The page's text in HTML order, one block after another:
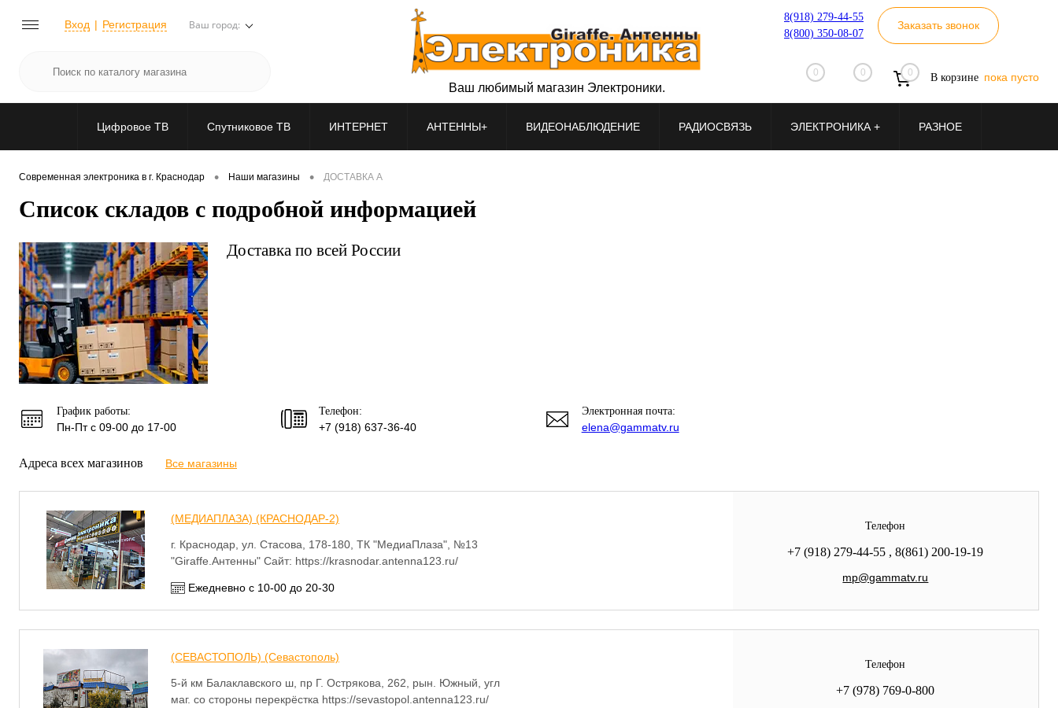
Вход Регистрация Ваш город:
8(918) 279-44-55
8(800) 350-08-07
Заказать звонок
0 0 0 В корзине пока пусто
Ваш любимый магазин Электроники.
Цифровое ТВ Спутниковое ТВ ИНТЕРНЕТ АНТЕННЫ+ ВИДЕОНАБЛЮДЕНИЕ РАДИОСВЯЗЬ ЭЛЕКТРОНИКА + РАЗНОЕ
Современная электроника в г. Краснодар • Наши магазины • ДОСТАВКА А
Список складов с подробной информацией
Доставка по всей России
График работы:
Пн-Пт с 09-00 до 17-00
Телефон:
+7 (918) 637-36-40
Электронная почта:
elena@gammatv.ru
Адреса всех магазинов Все магазины
(МЕДИАПЛАЗА) (КРАСНОДАР-2)
г. Краснодар, ул. Стасова, 178-180, ТК "МедиаПлаза", №13
"Giraffe.Антенны" Сайт: https://krasnodar.antenna123.ru/
Ежедневно с 10-00 до 20-30
Телефон
+7 (918) 279-44-55 , 8(861) 200-19-19
mp@gammatv.ru
(СЕВАСТОПОЛЬ) (Севастополь)
5-й км Балаклавского ш, пр Г. Острякова, 262, рын. Южный, угл
маг. со стороны перекрёстка https://sevastopol.antenna123.ru/
Телефон
+7 (978) 769-0-800